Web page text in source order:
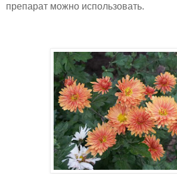
препарат можно использовать.